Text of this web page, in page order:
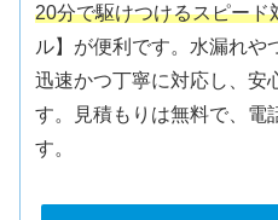
20分で駆けつけるスピード
ル】が便利です。水漏れや
迅速かつ丁寧に対応し、安
す。見積もりは無料で、電
す。